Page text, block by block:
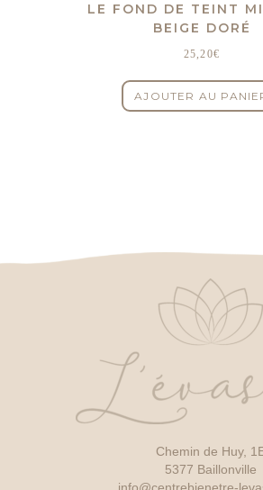
LE FOND DE TEINT
BEIGE DORÉ
25,20€
AJOUTER AU
Chemin de Huy,
5377 Baillonville
info@centrebienetre-